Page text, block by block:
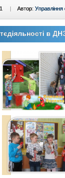
| Автор: Управління
в